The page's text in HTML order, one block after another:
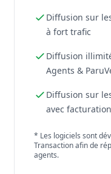
Diffusion sur
à fort trafic
Diffusion
Agents &
Diffusion sur
avec
* Les logiciels sont
Transaction afin de
agents.